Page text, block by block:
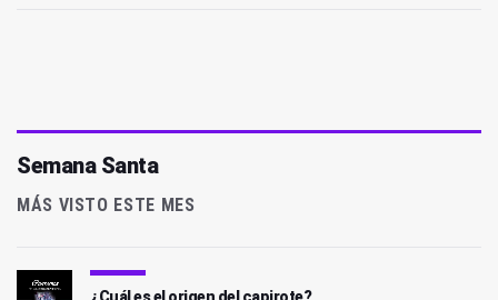
Semana Santa
MÁS VISTO ESTE MES